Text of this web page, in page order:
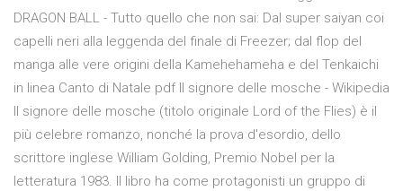
DRAGON BALL - Tutto quello che non sai: Dal super saiyan coi
capelli neri alla leggenda del finale di Freezer; dal flop del
manga alle vere origini della Kamehehameha e del Tenkaichi
in linea Canto di Natale pdf Il signore delle mosche - Wikipedia
Il signore delle mosche (titolo originale Lord of the Flies) è il
più celebre romanzo, nonché la prova d'esordio, dello
scrittore inglese William Golding, Premio Nobel per la
letteratura 1983. Il libro ha come protagonisti un gruppo di